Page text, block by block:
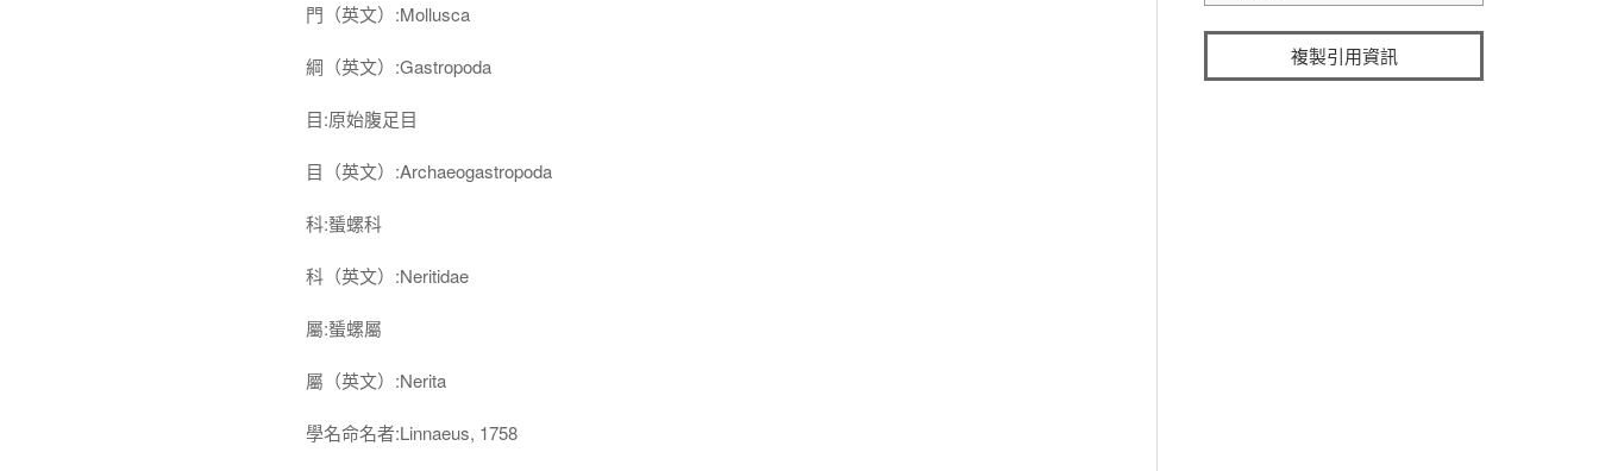
門（英文）:Mollusca
綱（英文）:Gastropoda
目:原始腹足目
目（英文）:Archaeogastropoda
科:蜑螺科
科（英文）:Neritidae
屬:蜑螺屬
屬（英文）:Nerita
學名命名者:Linnaeus, 1758
複製引用資訊